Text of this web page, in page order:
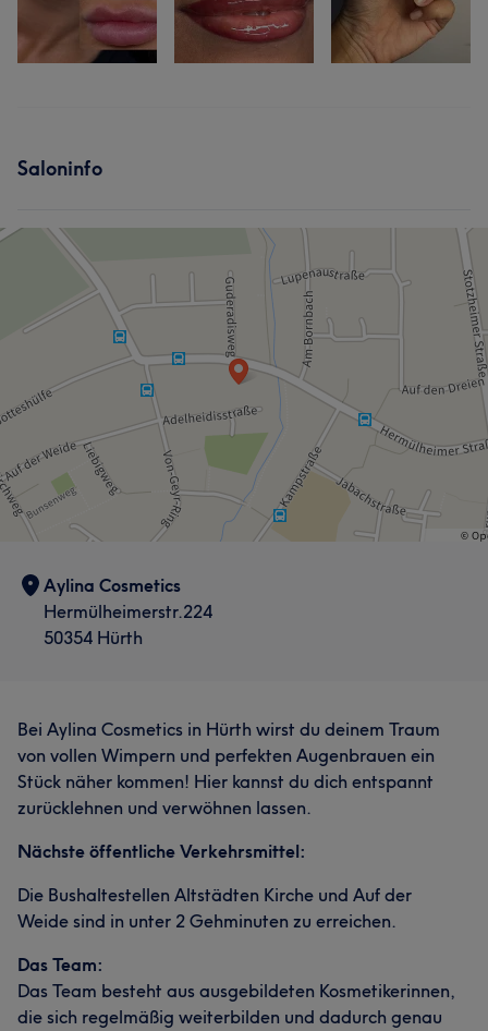
Saloninfo
Aylina Cosmetics
Hermülheimerstr.224
50354 Hürth
Bei Aylina Cosmetics in Hürth wirst du deinem Traum
von vollen Wimpern und perfekten Augenbrauen ein
Stück näher kommen! Hier kannst du dich entspannt
zurücklehnen und verwöhnen lassen.
Nächste öffentliche Verkehrsmittel:
Die Bushaltestellen Altstädten Kirche und Auf der
Weide sind in unter 2 Gehminuten zu erreichen.
Das Team:
Das Team besteht aus ausgebildeten Kosmetikerinnen,
die sich regelmäßig weiterbilden und dadurch genau